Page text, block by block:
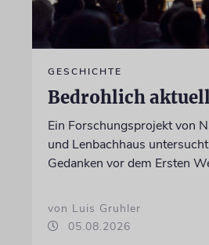
GESCHICHTE
Bedrohlich aktuell
Ein Forschungsprojekt von
und Lenbachhaus
Gedanken vor dem Ersten
von Luis Gruhler
05.08.2026